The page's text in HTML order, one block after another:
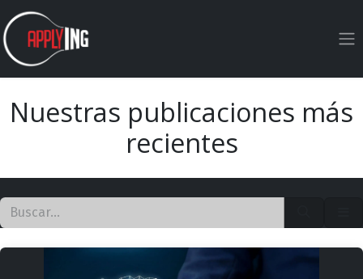
Ir al contenido
Nuestras publicaciones más
recientes